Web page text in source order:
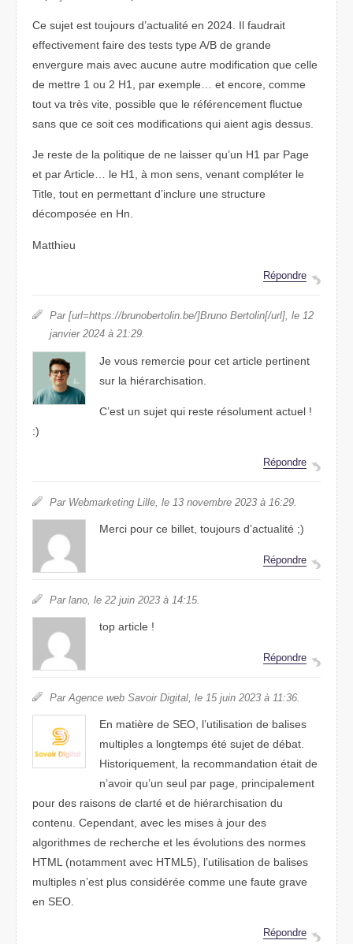
Ce sujet est toujours d’actualité en 2024. Il faudrait
effectivement faire des tests type A/B de grande
envergure mais avec aucune autre modification que celle
de mettre 1 ou 2 H1, par exemple… et encore, comme
tout va très vite, possible que le référencement fluctue
sans que ce soit ces modifications qui aient agis dessus.
Je reste de la politique de ne laisser qu’un H1 par Page
et par Article… le H1, à mon sens, venant compléter le
Title, tout en permettant d’inclure une structure
décomposée en Hn.
Matthieu
Répondre
Par [url=https://brunobertolin.be/]Bruno Bertolin[/url], le 12
janvier 2024 à 21:29.
Je vous remercie pour cet article pertinent
sur la hiérarchisation.
C’est un sujet qui reste résolument actuel !
:)
Répondre
Par Webmarketing Lille, le 13 novembre 2023 à 16:29.
Merci pour ce billet, toujours d’actualité ;)
Répondre
Par lano, le 22 juin 2023 à 14:15.
top article !
Répondre
Par Agence web Savoir Digital, le 15 juin 2023 à 11:36.
En matière de SEO, l’utilisation de balises
multiples a longtemps été sujet de débat.
Historiquement, la recommandation était de
n’avoir qu’un seul par page, principalement
pour des raisons de clarté et de hiérarchisation du
contenu. Cependant, avec les mises à jour des
algorithmes de recherche et les évolutions des normes
HTML (notamment avec HTML5), l’utilisation de balises
multiples n’est plus considérée comme une faute grave
en SEO.
Répondre